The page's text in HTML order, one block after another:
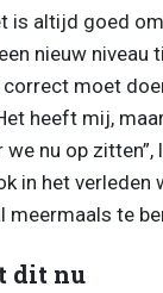
is altijd goed
nieuw niveau
moet
heeft mij,
nu op
in het verleden
meermaals te
dit nu